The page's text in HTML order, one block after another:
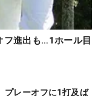
フ進出も…1ホール目
プレーオフに1打及ば